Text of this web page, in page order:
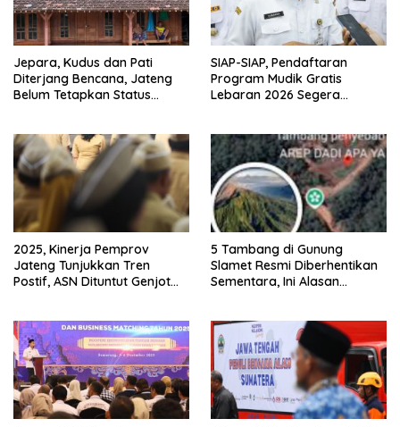
Jepara, Kudus dan Pati
Diterjang Bencana, Jateng
Belum Tetapkan Status
SIAP-SIAP, Pendaftaran
Program Mudik Gratis
Lebaran 2026 Segera
2025, Kinerja Pemprov
Jateng Tunjukkan Tren
Postif, ASN Dituntut Genjot
5 Tambang di Gunung
Slamet Resmi Diberhentikan
Sementara, Ini Alasan